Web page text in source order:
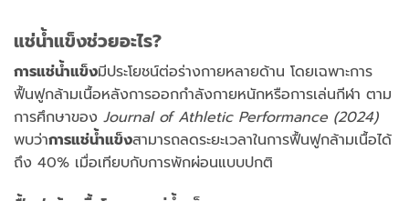
แช่น้ำแข็งช่วยอะไร?
การแช่น้ำแข็งมีประโยชน์ต่อร่างกายหลายด้าน โดยเฉพาะการ
ฟื้นฟูกล้ามเนื้อหลังการออกกำลังกายหนักหรือการเล่นกีฬา ตาม
การศึกษาของ Journal of Athletic Performance (2024)
พบว่าการแช่น้ำแข็งสามารถลดระยะเวลาในการฟื้นฟูกล้ามเนื้อได้
ถึง 40% เมื่อเทียบกับการพักผ่อนแบบปกติ